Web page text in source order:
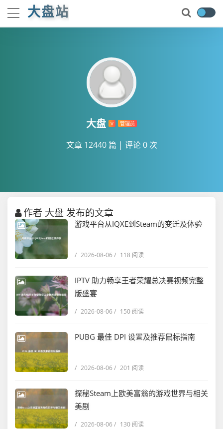
大盘站
大盘 V 管理员
文章 12440 篇 | 评论 0 次
作者 大盘 发布的文章
游戏平台从IQXE到Steam的变迁及体验
/ 2026-08-06/ 118 阅读
IPTV 助力畅享王者荣耀总决赛视频完整
版盛宴
/ 2026-08-06/ 150 阅读
PUBG 最佳 DPI 设置及推荐鼠标指南
/ 2026-08-06/ 201 阅读
探秘Steam上欧美富翁的游戏世界与相关
美剧
/ 2026-08-06/ 130 阅读